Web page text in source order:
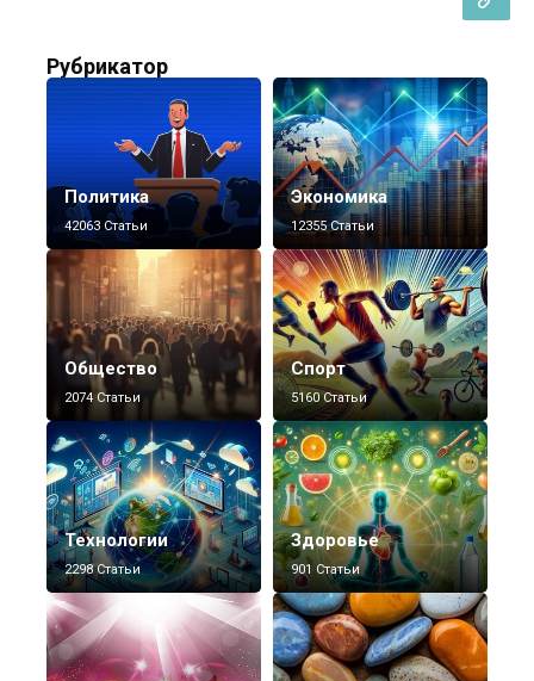
Рубрикатор
Политика
42063 Статьи
Экономика
12355 Статьи
Общество
2074 Статьи
Спорт
5160 Статьи
Технологии
2298 Статьи
Здоровье
901 Статьи